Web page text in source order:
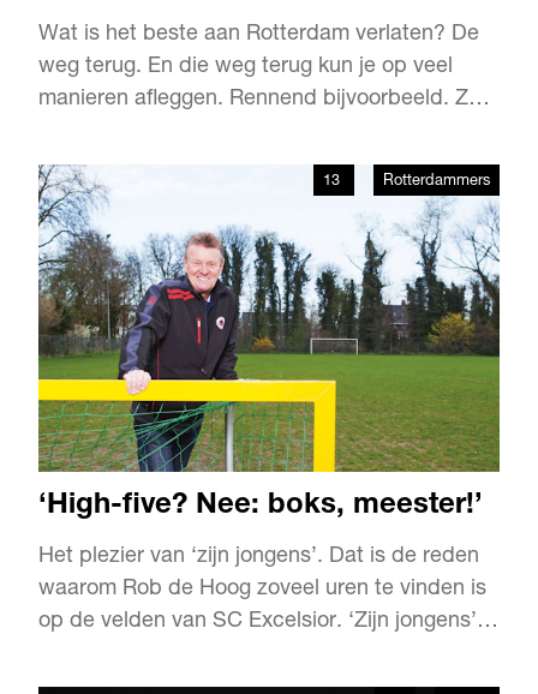
Wat is het beste aan Rotterdam verlaten? De
weg terug. En die weg terug kun je op veel
manieren afleggen. Rennend bijvoorbeeld. Zo
honderd mensen van Gers! deel aan de 25e
editie van de Roparun. De hardloopestafette
van Parijs naar Rotterdam om geld in te
zamelen voor de palliatieve zorg…
13 Rotterdammers
‘High-five? Nee: boks, meester!’
Het plezier van ‘zijn jongens’. Dat is de reden
waarom Rob de Hoog zoveel uren te vinden is
op de velden van SC Excelsior. ‘Zijn jongens’,
voetbalclub en Rob verzorgt de competities